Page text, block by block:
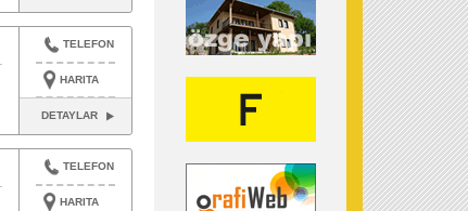
TELEFON
HARITA
DETAYLAR
TELEFON
HARITA